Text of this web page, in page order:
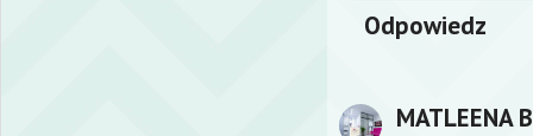
Odpowiedz
MATLEENA